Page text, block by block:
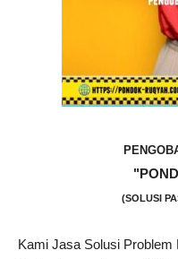
(SOLUSI
Kami Jasa Solusi Problem